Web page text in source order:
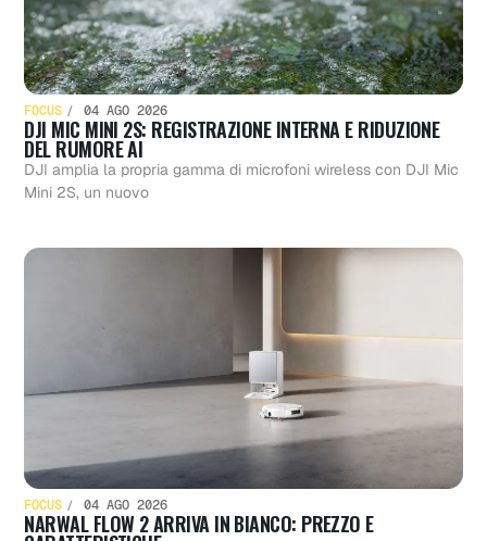
FOCUS 04 AGO 2026
DJI MIC MINI 2S: REGISTRAZIONE INTERNA E RIDUZIONE
DEL RUMORE AI
DJI amplia la propria gamma di microfoni wireless con DJI Mic
Mini 2S, un nuovo
FOCUS 04 AGO 2026
NARWAL FLOW 2 ARRIVA IN BIANCO: PREZZO E